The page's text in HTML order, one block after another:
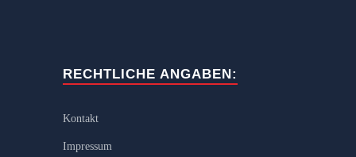
RECHTLICHE ANGABEN:
Kontakt
Impressum